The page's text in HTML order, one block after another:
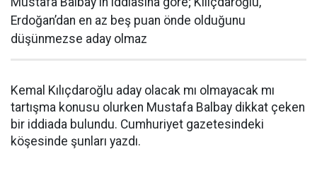
Erdoğan’dan en az beş puan önde olduğunu
düşünmezse aday olmaz
Kemal Kılıçdaroğlu aday olacak mı olmayacak mı
tartışma konusu olurken Mustafa Balbay dikkat çeken
bir iddiada bulundu. Cumhuriyet gazetesindeki
köşesinde şunları yazdı.